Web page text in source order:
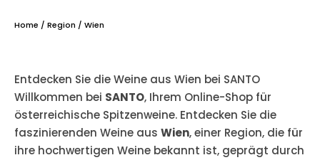
Home / Region / Wien
Entdecken Sie die Weine aus Wien bei SANTO
Willkommen bei SANTO, Ihrem Online-Shop für
österreichische Spitzenweine. Entdecken Sie die
faszinierenden Weine aus Wien, einer Region, die für
ihre hochwertigen Weine bekannt ist, geprägt durch